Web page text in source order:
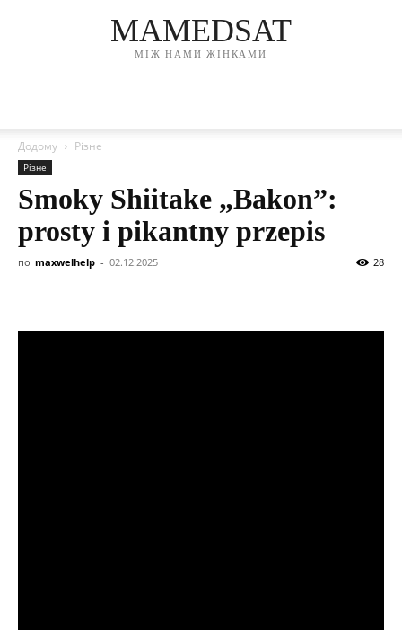
MAMEDSAT
МІЖ НАМИ ЖІНКАМИ
Додому Різне
Різне
Smoky Shiitake „Bakon”:
prosty i pikantny przepis
по maxwelhelp - 02.12.2025 28